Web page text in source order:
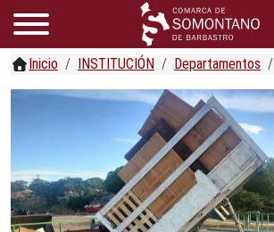
Inicio INSTITUCIÓN Departamentos